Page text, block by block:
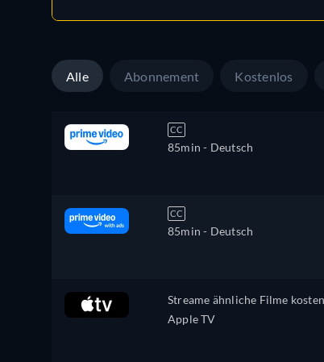
Alle Abonnement Kostenlos
CC
85min - Deutsch
CC
85min - Deutsch
Streame ähnliche Filme
Apple TV